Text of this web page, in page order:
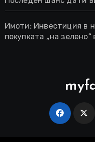
Имоти: Инвестиция в
покупката „на